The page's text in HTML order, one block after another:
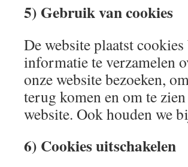
5) Gebruik van cookies
De website plaatst
informatie te verzamelen
onze website bezoeken,
terug komen en om te
website. Ook houden we
6) Cookies uitschakelen